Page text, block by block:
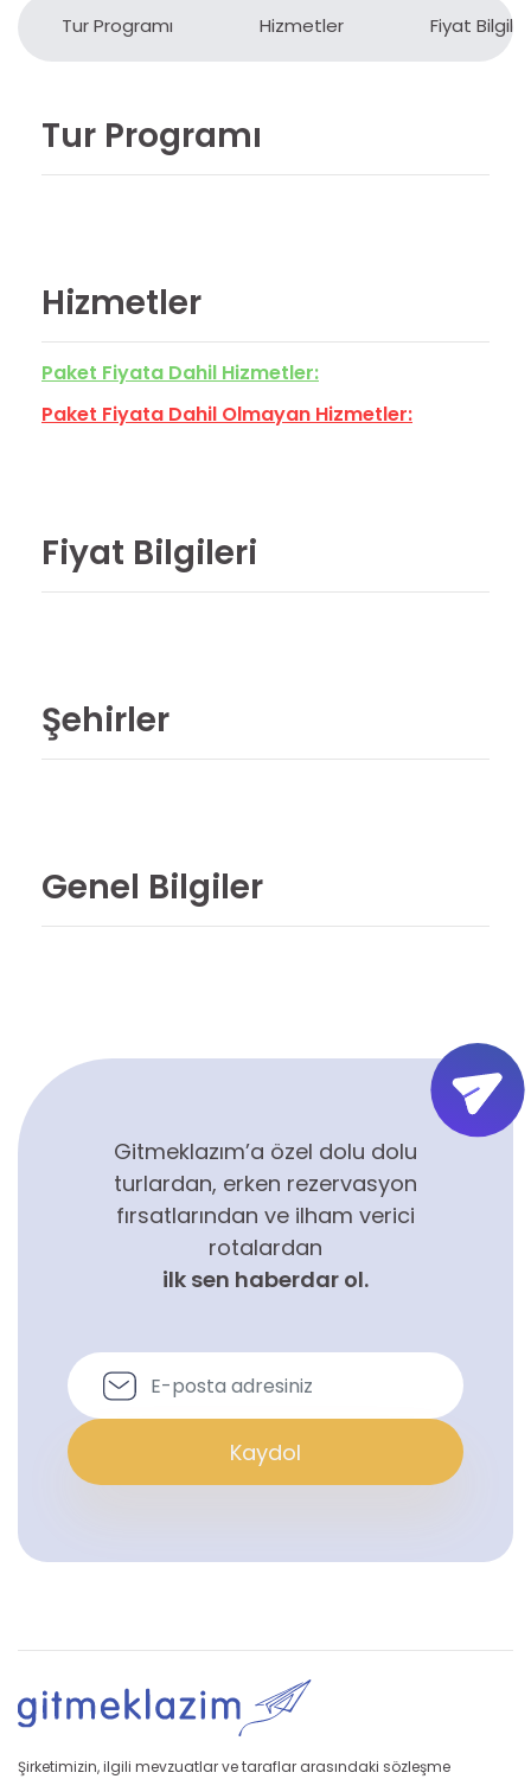
Tur Programı Hizmetler Fiyat
Tur Programı
Hizmetler
Paket Fiyata Dahil Hizmetler:
Paket Fiyata Dahil Olmayan Hizmetler:
Fiyat Bilgileri
Şehirler
Genel Bilgiler
Gitmeklazım’a özel dolu dolu
turlardan, erken rezervasyon
fırsatlarından ve ilham verici
rotalardan
ilk sen haberdar ol.
Kaydol
Şirketimizin, ilgili mevzuatlar ve taraflar arasındaki sözleşme